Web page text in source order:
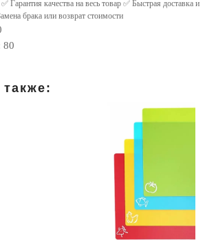
Гарантия качества на весь товар ✅ Быстрая доставка и
брака или возврат стоимости
80